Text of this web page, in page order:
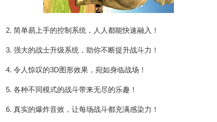
2. 简单易上手的控制系统，人人都能快速融入！
3. 强大的战士升级系统，助你不断提升战斗力！
4. 令人惊叹的3D图形效果，宛如身临战场！
5. 各种不同模式的战斗带来无尽的乐趣！
6. 真实的爆炸音效，让每场战斗都充满感染力！